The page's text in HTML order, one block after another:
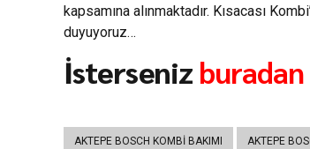
kapsamına alınmaktadır. Kısacası
duyuyoruz…
İsterseniz buradan
AKTEPE BOSCH KOMBI BAKIMI AKTEPE